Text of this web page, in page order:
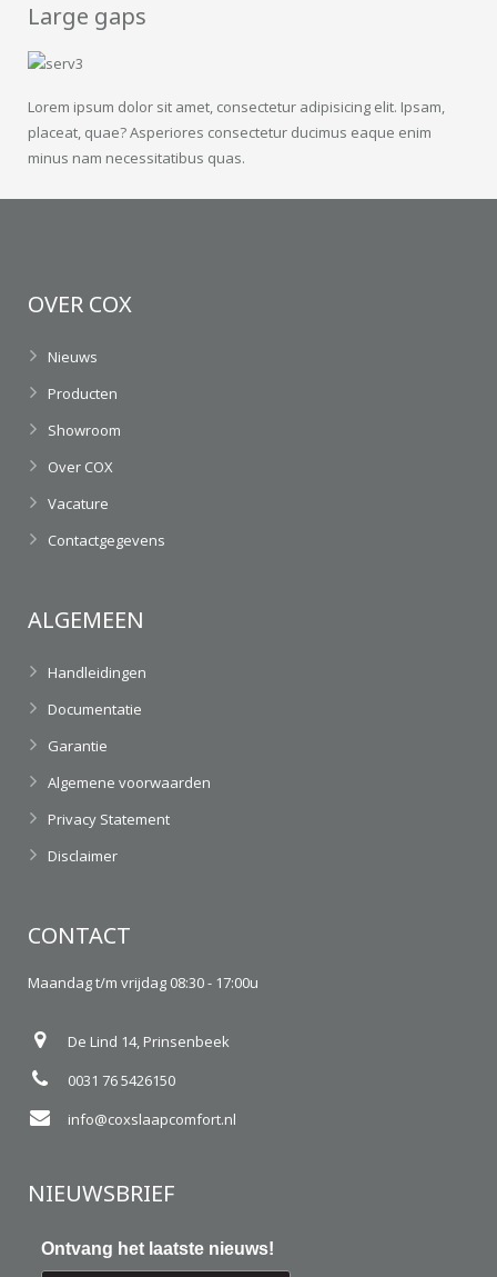
Large gaps
Lorem ipsum dolor sit amet, consectetur adipisicing elit. Ipsam,
placeat, quae? Asperiores consectetur ducimus eaque enim
minus nam necessitatibus quas.
OVER COX
Nieuws
Producten
Showroom
Over COX
Vacature
Contactgegevens
ALGEMEEN
Handleidingen
Documentatie
Garantie
Algemene voorwaarden
Privacy Statement
Disclaimer
CONTACT
Maandag t/m vrijdag 08:30 - 17:00u
De Lind 14, Prinsenbeek
0031 76 5426150
info@coxslaapcomfort.nl
NIEUWSBRIEF
Ontvang het laatste nieuws!